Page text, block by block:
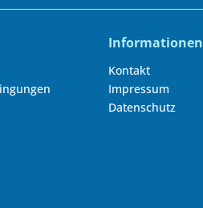
Informationen
Kontakt
Impressum
Datenschutz